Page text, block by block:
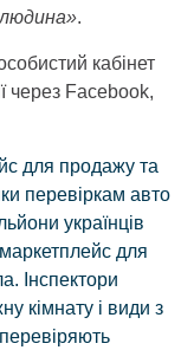
.
кабінет
через Facebook,
для продажу та
перевіркам авто
українців
маркетплейс для
Інспектори
кімнату і види з